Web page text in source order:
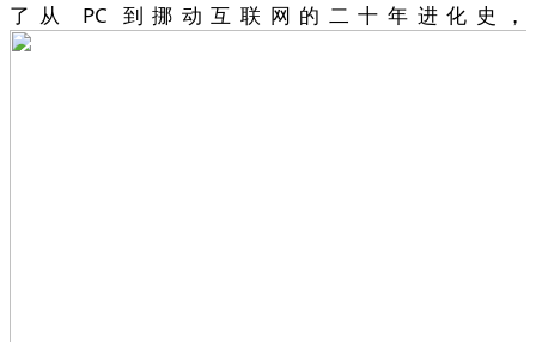
了从 PC 到挪动互联网的二十年进化史，